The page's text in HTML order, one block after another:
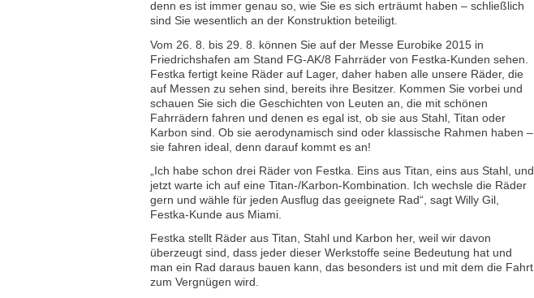
denn es ist immer genau so, wie Sie es sich erträumt haben – schließlich
sind Sie wesentlich an der Konstruktion beteiligt.
Vom 26. 8. bis 29. 8. können Sie auf der Messe Eurobike 2015 in
Friedrichshafen am Stand FG-AK/8 Fahrräder von Festka-Kunden sehen.
Festka fertigt keine Räder auf Lager, daher haben alle unsere Räder, die
auf Messen zu sehen sind, bereits ihre Besitzer. Kommen Sie vorbei und
schauen Sie sich die Geschichten von Leuten an, die mit schönen
Fahrrädern fahren und denen es egal ist, ob sie aus Stahl, Titan oder
Karbon sind. Ob sie aerodynamisch sind oder klassische Rahmen haben –
sie fahren ideal, denn darauf kommt es an!
„Ich habe schon drei Räder von Festka. Eins aus Titan, eins aus Stahl, und
jetzt warte ich auf eine Titan-/Karbon-Kombination. Ich wechsle die Räder
gern und wähle für jeden Ausflug das geeignete Rad“, sagt Willy Gil,
Festka-Kunde aus Miami.
Festka stellt Räder aus Titan, Stahl und Karbon her, weil wir davon
überzeugt sind, dass jeder dieser Werkstoffe seine Bedeutung hat und
man ein Rad daraus bauen kann, das besonders ist und mit dem die Fahrt
zum Vergnügen wird.